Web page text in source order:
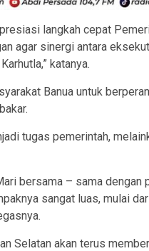
langkah cepat
agar sinergi antara
katanya.
Banua untuk
tugas pemerintah,
bersama – sama dengan
sangat luas, mulai
Selatan akan terus